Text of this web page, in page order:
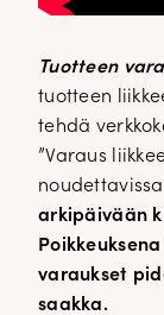
Tuotteen
tuotteen
tehdä
”Varaus
arkipäivään
varaukset
saakka.